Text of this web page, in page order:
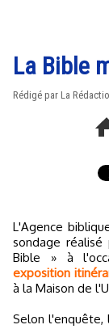
La Bible
Rédigé par La
L'Agence biblique française a publié lundi les résultats d'un
sondage
Bible » à
exposition
à la Maison de
Selon l'enquête,